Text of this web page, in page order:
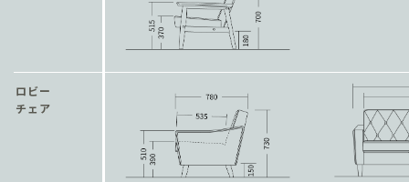
シート、背もたれがそれぞれ独立したクッションであるため、ロー
ョンの場合は、裏表両面が使用でき、より長く使用できます。
※張地が合成皮革の場合は、背もたれクッションのみ両面使用可能です。
背もたれを倒すと
使い方の幅も広がる
背もたれを倒すとその広さは奥行約90cm、幅約180cmの畳一畳サイ
ズ。あぐらをかいたり寝転がったり、くつろぎ方はフリースタイル
ロビー
チェア